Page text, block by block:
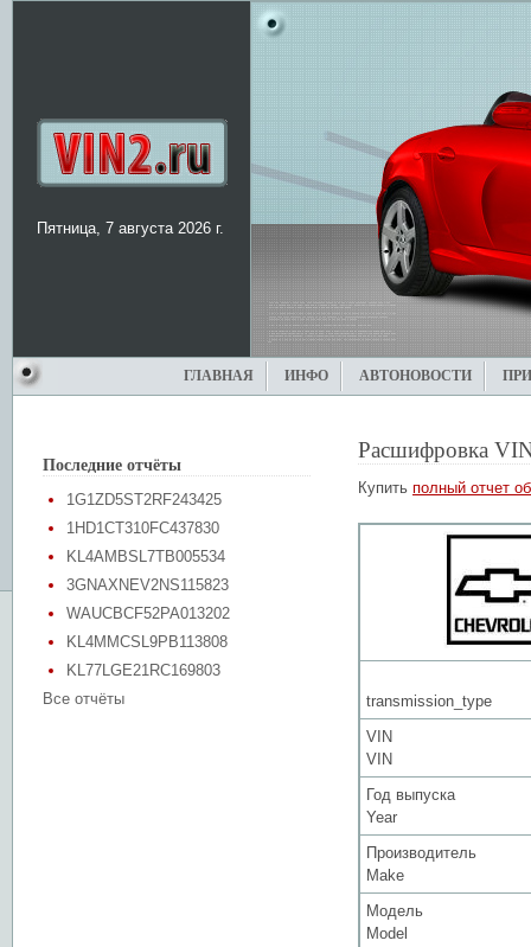
Пятница, 7 августа 2026 г.
ГЛАВНАЯ ИНФО АВТОНОВОСТИ
Последние отчёты
1G1ZD5ST2RF243425
1HD1CT310FC437830
KL4AMBSL7TB005534
3GNAXNEV2NS115823
WAUCBCF52PA013202
KL4MMCSL9PB113808
KL77LGE21RC169803
Все отчёты
Расшифровка
Купить полный отчет
transmission_type
VIN
VIN
Год выпуска
Year
Производитель
Make
Модель
Model